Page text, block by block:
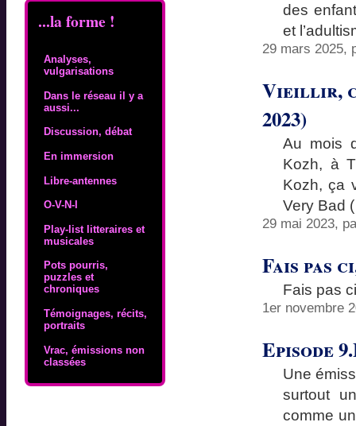
...la forme !
Analyses,
vulgarisations
Dans le réseau il y a
aussi...
Discussion, débat
En immersion
Libre-antennes
O-V-N-I
Play-list litteraires et
musicales
Pots pourris,
puzzles et
chroniques
Témoignages, récits,
portraits
Vrac, émissions non
classées
des
et
29 mars 2025,
Vieillir,
2023)
Au mois
Kozh, à
Kozh, ça
Very Bad
29 mai 2023,
Fais pas
Fais pas
1er novembre
Episode
Une
surtout
comme